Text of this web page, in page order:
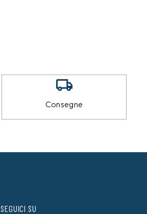
Consegne
SEGUICI SU